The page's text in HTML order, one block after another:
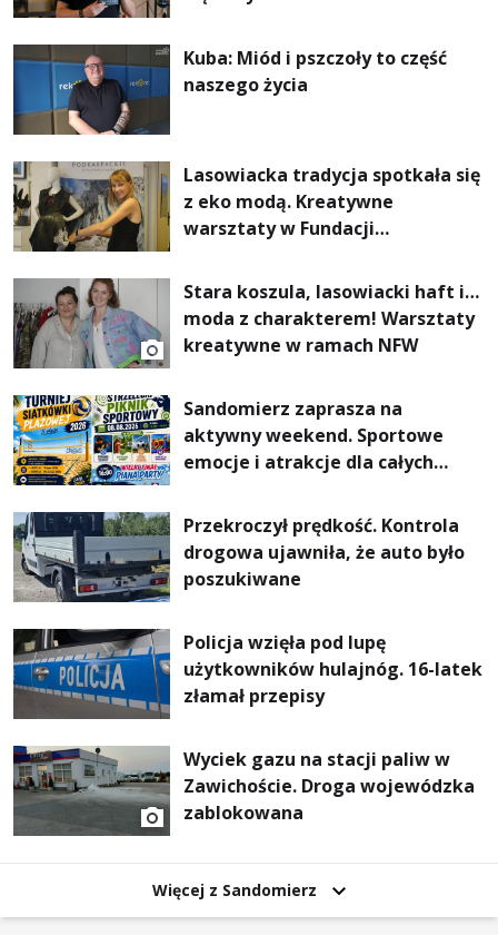
Kuba: Miód i pszczoły to część
naszego życia
Lasowiacka tradycja spotkała się
z eko modą. Kreatywne
warsztaty w Fundacji
Stara koszula, lasowiacki haft i…
moda z charakterem! Warsztaty
kreatywne w ramach NFW
Sandomierz zaprasza na
aktywny weekend. Sportowe
emocje i atrakcje dla całych
Przekroczył prędkość. Kontrola
drogowa ujawniła, że auto było
poszukiwane
Policja wzięła pod lupę
użytkowników hulajnóg. 16-latek
złamał przepisy
Wyciek gazu na stacji paliw w
Zawichoście. Droga wojewódzka
zablokowana
Więcej z Sandomierz